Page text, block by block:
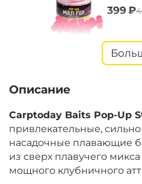
‍399‍ ₽
‍399‍ ₽
Диаметр:
Вкус:
Описание
Carptoday Baits Pop-Up
привлекательные,
насадочные плавающие
из сверх плавучего
мощного клубничного